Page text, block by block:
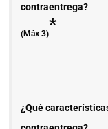
contraentrega?
(Máx 3)*
¿Qué